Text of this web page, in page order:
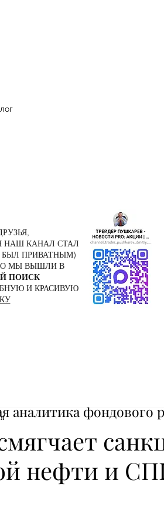
НАШ КАНАЛ СТАЛ
ПРИВАТНЫМ)
МЫ ВЫШЛИ В
ПОИСК
И КРАСИВУЮ
нефти и
аналитика фондового